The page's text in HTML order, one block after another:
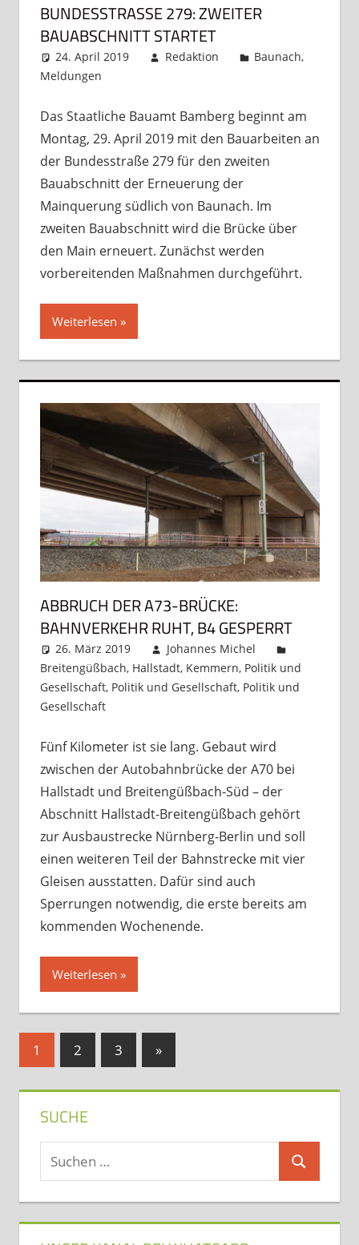
BUNDESSTRASSE 279: ZWEITER B
AUABSCHNITT STARTET
24. April 2019 Redaktion Baunach,
Meldungen
Das Staatliche Bauamt Bamberg beginnt am
Montag, 29. April 2019 mit den Bauarbeiten an
der Bundesstraße 279 für den zweiten
Bauabschnitt der Erneuerung der
Mainquerung südlich von Baunach. Im
zweiten Bauabschnitt wird die Brücke über
den Main erneuert. Zunächst werden
vorbereitenden Maßnahmen durchgeführt.
Weiterlesen
ABBRUCH DER A73-BRÜCKE:
BAHNVERKEHR RUHT, B4 GESPERRT
26. März 2019
Johannes Michel
Breitengüßbach, Hallstadt, Kemmern, Politik und
Gesellschaft, Politik und Gesellschaft, Politik und
Gesellschaft
Fünf Kilometer ist sie lang. Gebaut wird
zwischen der Autobahnbrücke der A70 bei
Hallstadt und Breitengüßbach-Süd – der
Abschnitt Hallstadt-Breitengüßbach gehört
zur Ausbaustrecke Nürnberg-Berlin und soll
einen weiteren Teil der Bahnstrecke mit vier
Gleisen ausstatten. Dafür sind auch
Sperrungen notwendig, die erste bereits am
kommenden Wochenende.
Weiterlesen
Seitennummerierung
Beiträge
1 2 3
Nächste
Beiträge
»
SUCHE
Suchen
nach:
Suchen